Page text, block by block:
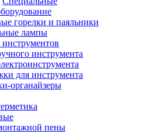
горелки и паяльники
лампы
инструмента
для инструмента
органайзеры
пены